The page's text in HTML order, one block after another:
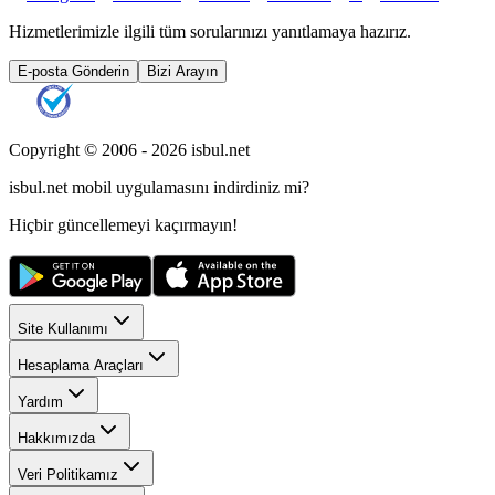
Hizmetlerimizle ilgili tüm sorularınızı yanıtlamaya hazırız.
E-posta Gönderin Bizi Arayın
Copyright © 2006 - 2026 isbul.net
isbul.net mobil uygulamasını indirdiniz mi?
Hiçbir güncellemeyi kaçırmayın!
Site Kullanımı
Hesaplama Araçları
Yardım
Hakkımızda
Veri Politikamız